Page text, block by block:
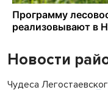
Новости
Чудеса